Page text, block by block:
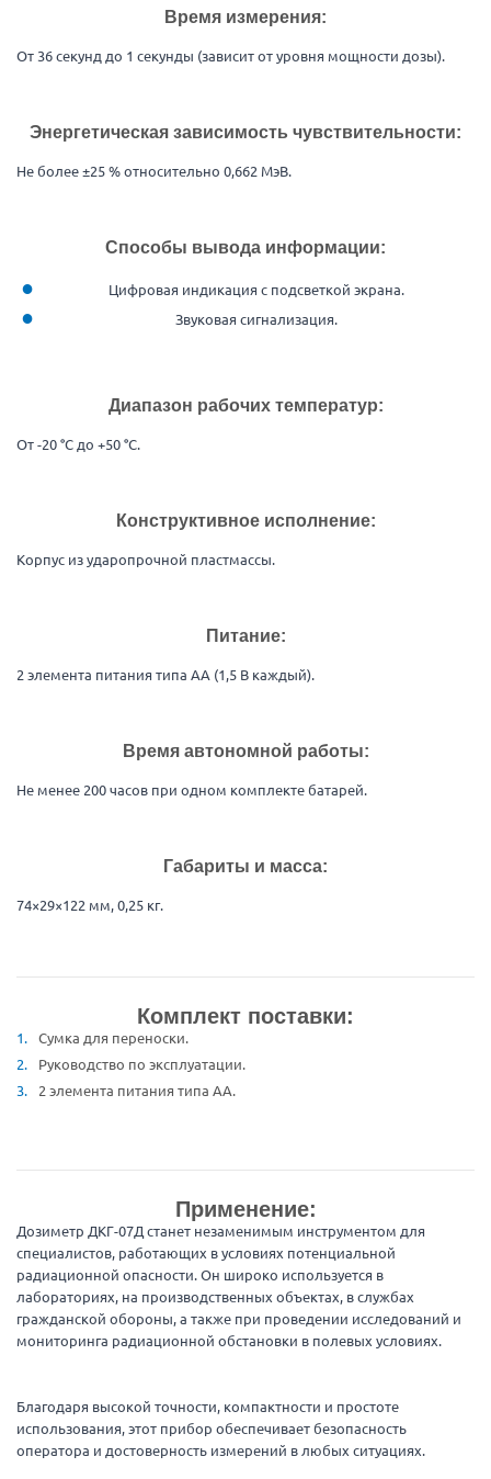
Время измерения:
От 36 секунд до 1 секунды (зависит от уровня мощности дозы).
Энергетическая зависимость чувствительности:
Не более ±25 % относительно 0,662 МэВ.
Способы вывода информации:
Цифровая индикация с подсветкой экрана.
Звуковая сигнализация.
Диапазон рабочих температур:
От -20 °C до +50 °C.
Конструктивное исполнение:
Корпус из ударопрочной пластмассы.
Питание:
2 элемента питания типа АА (1,5 В каждый).
Время автономной работы:
Не менее 200 часов при одном комплекте батарей.
Габариты и масса:
74×29×122 мм, 0,25 кг.
Комплект поставки:
Сумка для переноски.
Руководство по эксплуатации.
2 элемента питания типа АА.
Применение:
Дозиметр ДКГ-07Д станет незаменимым инструментом для
специалистов, работающих в условиях потенциальной
радиационной опасности. Он широко используется в
лабораториях, на производственных объектах, в службах
гражданской обороны, а также при проведении исследований и
мониторинга радиационной обстановки в полевых условиях.
Благодаря высокой точности, компактности и простоте
использования, этот прибор обеспечивает безопасность
оператора и достоверность измерений в любых ситуациях.